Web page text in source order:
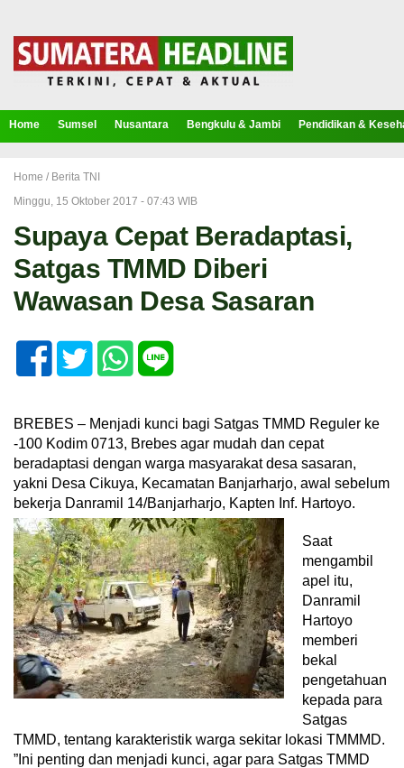
Home Sumsel Nusantara Bengkulu & Jambi Pendidikan &
Home / Berita TNI
Minggu, 15 Oktober 2017 - 07:43 WIB
Supaya Cepat Beradaptasi,
Satgas TMMD Diberi
Wawasan Desa Sasaran
BREBES – Menjadi kunci bagi Satgas TMMD Reguler ke
-100 Kodim 0713, Brebes agar mudah dan cepat
beradaptasi dengan warga masyarakat desa sasaran,
yakni Desa Cikuya, Kecamatan Banjarharjo, awal sebelum
bekerja Danramil 14/Banjarharjo, Kapten Inf. Hartoyo.
Saat
mengambil
apel itu,
Danramil
Hartoyo
memberi
bekal
pengetahuan
kepada para
Satgas
TMMD, tentang karakteristik warga sekitar lokasi TMMMD.
”Ini penting dan menjadi kunci, agar para Satgas TMMD